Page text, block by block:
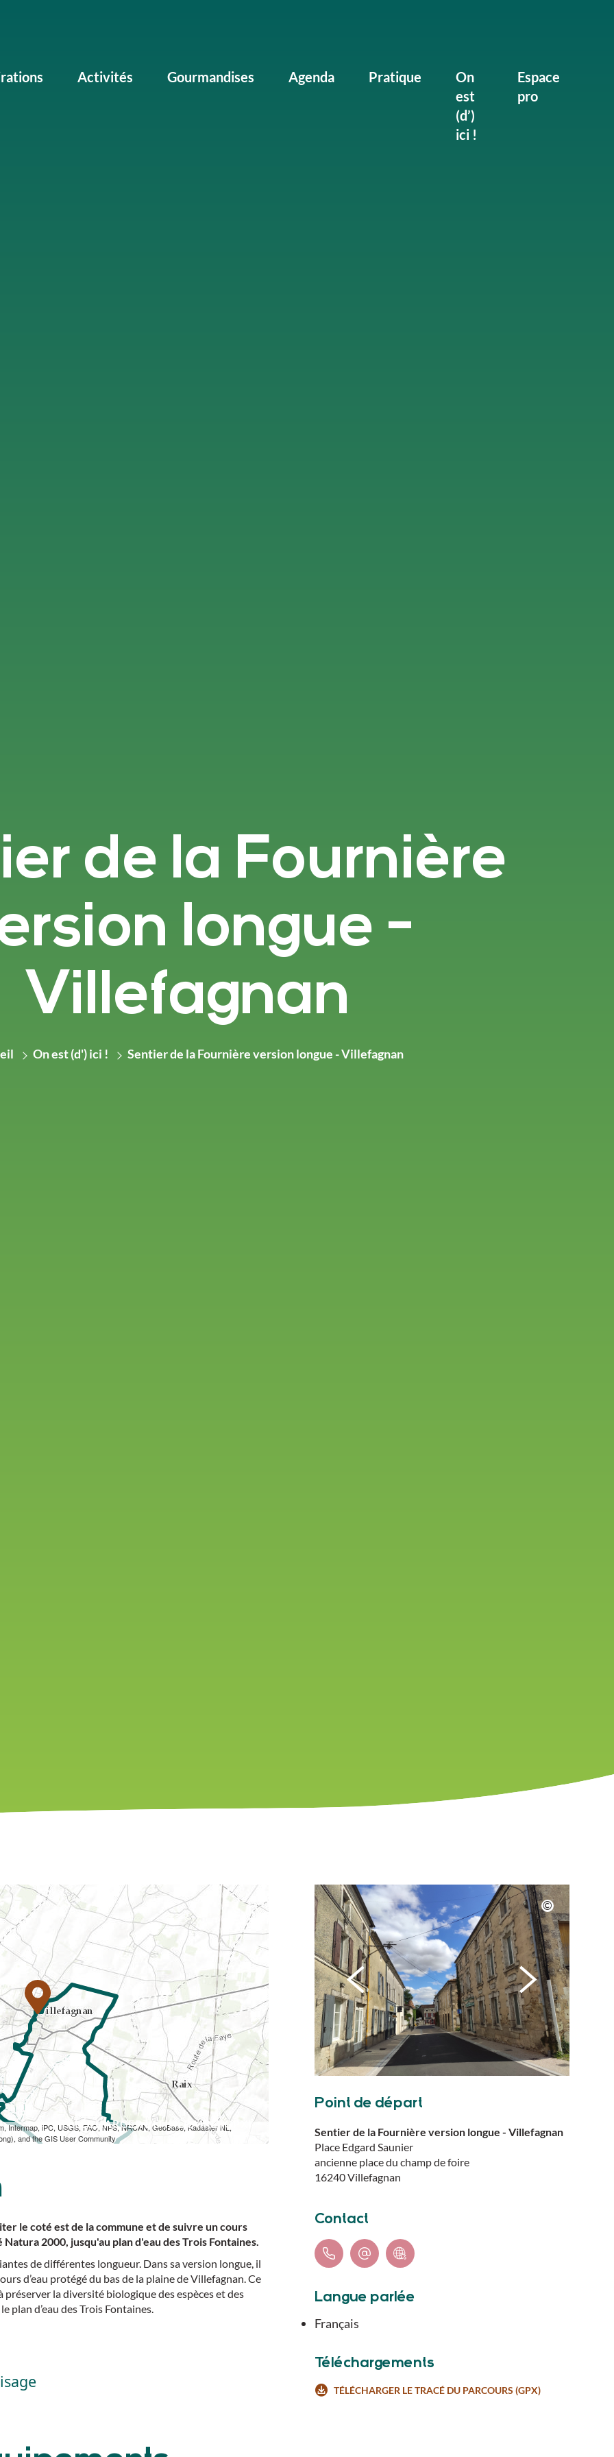
Activités Gourmandises Agenda Pratique
On
est
(d’)
ici !
Espace
pro
de la Fournière
longue -
Villefagnan
On est (d') ici ! Sentier de la Fournière version longue - Villefagnan
iPC, USGS, FAO, NPS, NRCAN, GeoBase, Kadaster NL,
and the GIS User Community
TÉLÉCHARGER L'ITINÉRAIRE (GPX)
le coté est de la commune et de suivre un cours
Natura 2000, jusqu'au plan d'eau des Trois Fontaines.
de différentes longueur. Dans sa version longue, il
d’eau protégé du bas de la plaine de Villefagnan. Ce
la diversité biologique des espèces et des
d’eau des Trois Fontaines.
Point de départ
Sentier de la Fournière version longue - Villefagnan
Place Edgard Saunier
ancienne place du champ de foire
16240Villefagnan
Contact
Langue parlée
Français
Téléchargements
TÉLÉCHARGER LE TRACÉ DU PARCOURS (GPX)